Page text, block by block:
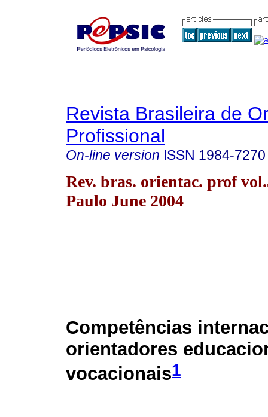
Revista Brasileira de
Profissional
On-line version ISSN 1984-7270
Rev. bras. orientac. prof
Paulo June 2004
Competências
orientadores
vocacionais1